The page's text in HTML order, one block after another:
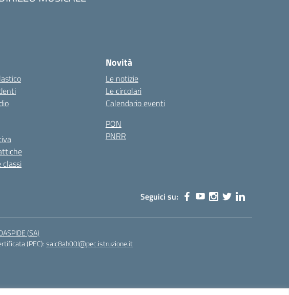
Novità
Le notizie
Le circolari
Calendario eventi
PON
PNRR
Seguici su:
(SA)
(PEC):saic8ah00l@pec.istruzione.it